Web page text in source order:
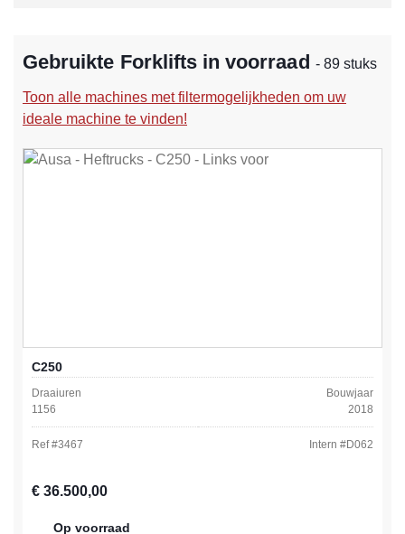
Gebruikte Forklifts in voorraad - 89 stuks
Toon alle machines met filtermogelijkheden om uw
ideale machine te vinden!
C250
Draaiuren
1156
Bouwjaar
2018
Ref #3467 Intern #D062
Normale prijs:
€ 36.500,00
Op voorraad